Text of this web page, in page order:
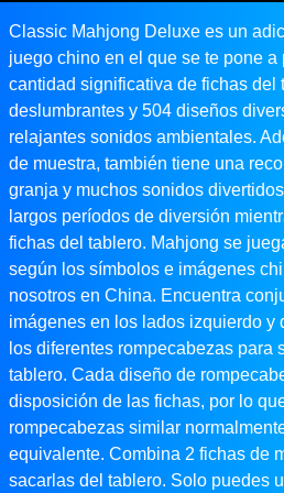
‎Classic Mahjong Deluxe es un
juego chino en el que se te pone
cantidad significativa de fichas del
deslumbrantes y 504 diseños
relajantes sonidos ambientales.
de muestra, también tiene una
granja y muchos sonidos
largos períodos de diversión
fichas del tablero. Mahjong se
según los símbolos e imágenes
nosotros en China. Encuentra
imágenes en los lados izquierdo y
los diferentes rompecabezas para
tablero. Cada diseño de
disposición de las fichas, por lo
rompecabezas similar
equivalente. Combina 2 fichas de
sacarlas del tablero. Solo puedes